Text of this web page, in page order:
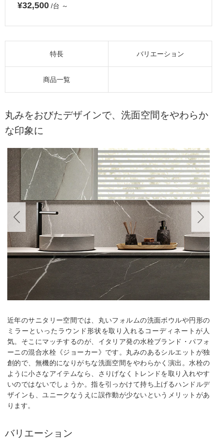
¥32,500 /台 ～
特長 バリエーション
商品一覧
丸みをおびたデザインで、洗面空間をやわらか
な印象に
近年のサニタリー空間では、丸いフォルムの洗面ボウルや円形の
ミラーといったラウンド形状を取り入れるコーディネートが人
気。そこにマッチするのが、イタリア発の水栓ブランド・パフォ
ーニの混合水栓《ジョーカー》です。丸みのあるシルエットが独
創的で、無機的になりがちな洗面空間をやわらかく演出。水栓の
ように小さなアイテムなら、さりげなくトレンドを取り入れやす
いのではないでしょうか。指を引っかけて持ち上げるハンドルデ
ザインも、ユニークなうえに誤作動が少ないというメリットがあ
ります。
バリエーション